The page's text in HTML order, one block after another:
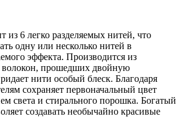
из 6 легко разделяемых нитей, что
одну или несколько нитей в
эффекта. Производится из
прошедших двойную
нити особый блеск. Благодаря
сохраняет первоначальный цвет
света и стирального порошка. Богатый
создавать необычайно красивые